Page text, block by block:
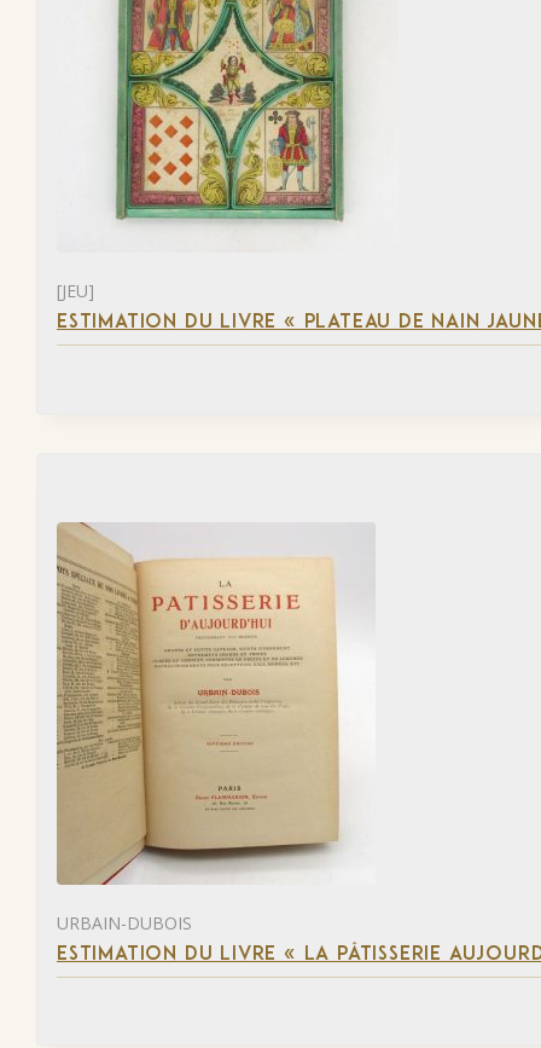
[JEU]
ESTIMATION DU LIVRE « PLATEAU DE NAIN
URBAIN-DUBOIS
ESTIMATION DU LIVRE « LA PÂTISSERIE